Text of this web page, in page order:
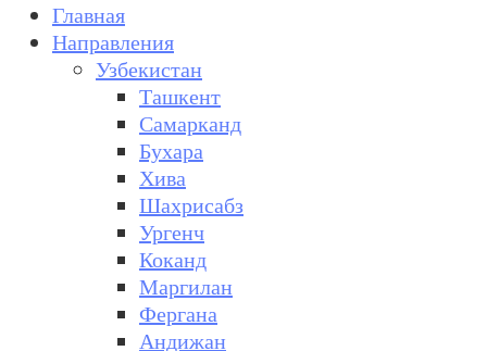
Главная
Направления
Узбекистан
Ташкент
Самарканд
Бухара
Хива
Шахрисабз
Ургенч
Коканд
Маргилан
Фергана
Андижан